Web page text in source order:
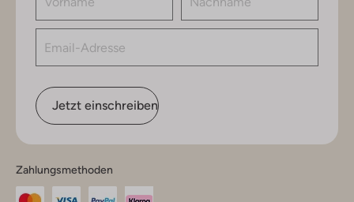
Jetzt einschreiben
Zahlungsmethoden